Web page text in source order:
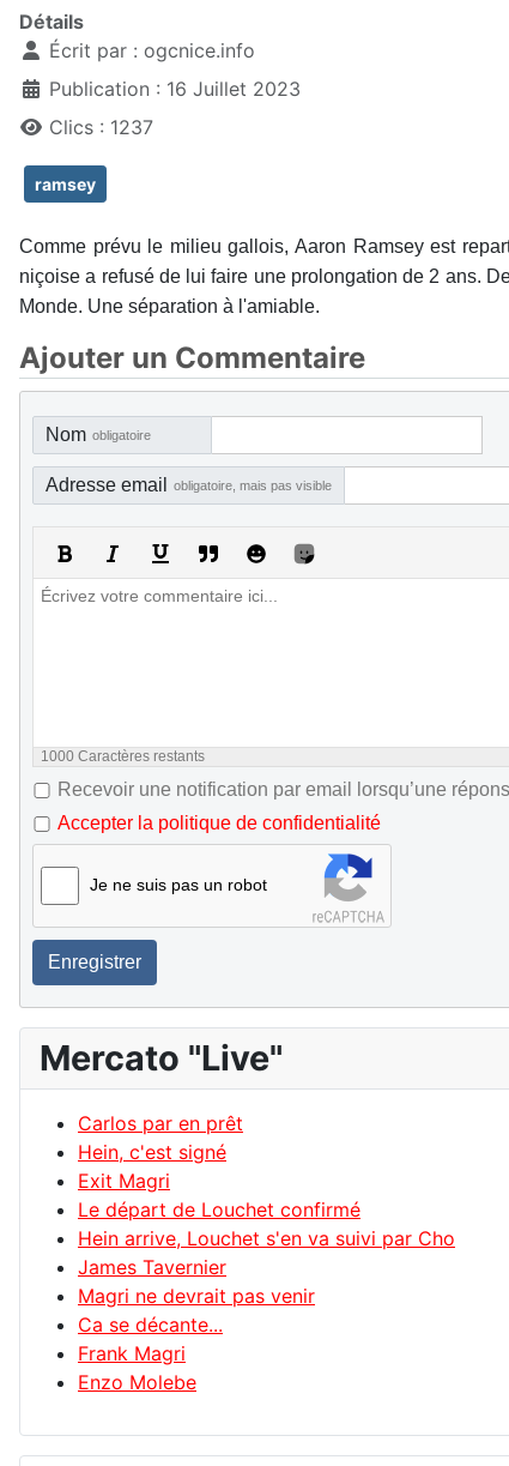
Détails
Écrit par : ogcnice.info
Publication : 16 Juillet 2023
Clics : 1237
ramsey
Comme prévu le milieu gallois, Aaron Ramsey est
niçoise a refusé de lui faire une prolongation de 2 ans.
Monde. Une séparation à l'amiable.
Ajouter un Commentaire
Nom obligatoire
Adresse email obligatoire, mais pas visible
1000 Caractères restants
Recevoir une notification par email lorsqu’une
Accepter la politique de confidentialité
Je ne suis pas un robot
Enregistrer
Mercato "Live"
Carlos par en prêt
Hein, c'est signé
Exit Magri
Le départ de Louchet confirmé
Hein arrive, Louchet s'en va suivi par Cho
James Tavernier
Magri ne devrait pas venir
Ca se décante...
Frank Magri
Enzo Molebe